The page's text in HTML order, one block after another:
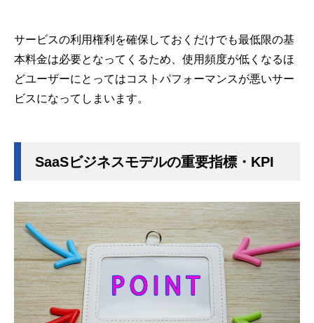
サービスの利用権利を確保しておくだけでも最低限の基
本料金は必要となってくるため、使用頻度が低くなるほ
どユーザーにとってはコストパフォーマンスが悪いサー
ビスになってしまいます。
SaaSビジネスモデルの重要指標・KPI